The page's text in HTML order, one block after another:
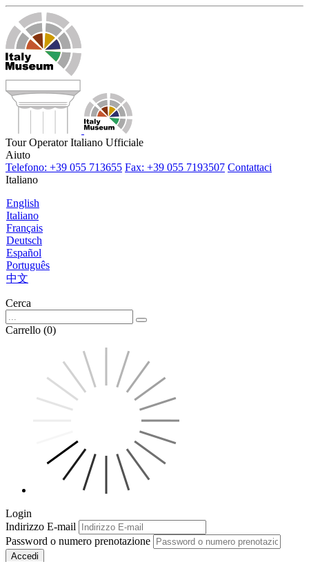
Tour Operator Italiano Ufficiale
Aiuto
Telefono: +39 055 713655 Fax: +39 055 7193507 Contattaci
Italiano
English
Italiano
Français
Deutsch
Español
Português
中文
Cerca
Carrello (0)
Login
Indirizzo E-mail
Password o numero prenotazione
Accedi